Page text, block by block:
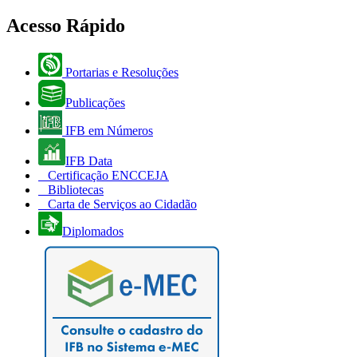
Acesso Rápido
Portarias e Resoluções
Publicações
IFB em Números
IFB Data
Certificação ENCCEJA
Bibliotecas
Carta de Serviços ao Cidadão
Diplomados